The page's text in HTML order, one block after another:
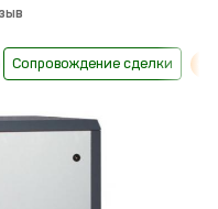
Сопровождение сделки